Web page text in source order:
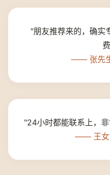
"朋友推荐来的，确实
—— 张先
"24小时都能联系上，
—— 王女